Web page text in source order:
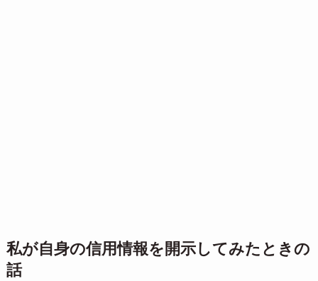
私が自身の信用情報を開示してみたときの
話